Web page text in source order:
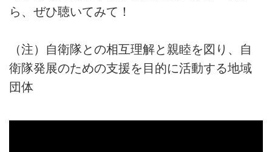
ら、ぜひ聴いてみて！
（注）自衛隊との相互理解と親睦を図り、自
衛隊発展のための支援を目的に活動する地域
団体